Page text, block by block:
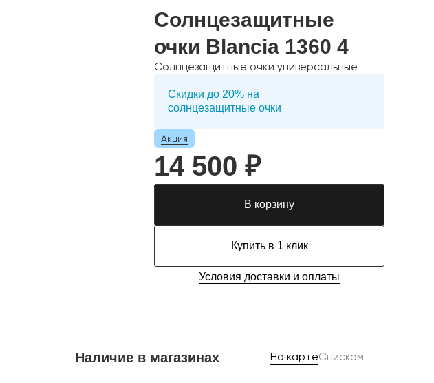
Солнцезащитные
очки Blancia 1360 4
Солнцезащитные очки универсальные
Скидки до 20% на
солнцезащитные очки
Акция
14 500 ₽
В корзину
Купить в 1 клик
Условия доставки и оплаты
Наличие в магазинах На картеСписком